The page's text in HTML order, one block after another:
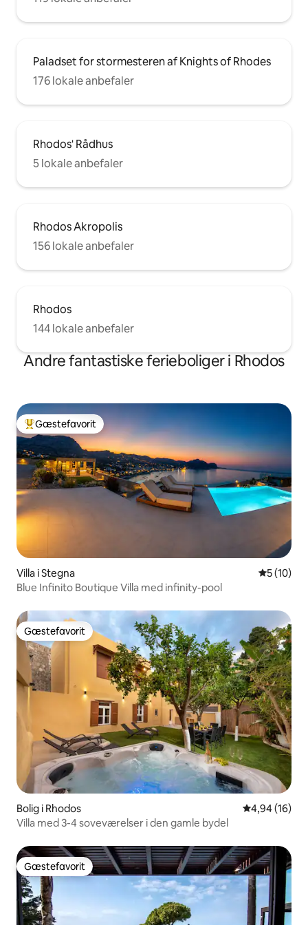
Paladset for stormesteren af Knights of Rhodes
176 lokale anbefaler
Rhodos' Rådhus
5 lokale anbefaler
Rhodos Akropolis
156 lokale anbefaler
Rhodos
144 lokale anbefaler
Andre fantastiske ferieboliger i Rhodos
Bedste gæstefavorit
Gæstefavorit
Villa i Stegna 5 ud af 5 i
5 (10)
Blue Infinito Boutique Villa med infinity-pool
Gæstefavorit
Gæstefavorit
Bolig i Rhodos 4,94 ud af 5 i
4,94 (16)
Villa med 3-4 soveværelser i den gamle bydel
Gæstefavorit
Gæstefavorit